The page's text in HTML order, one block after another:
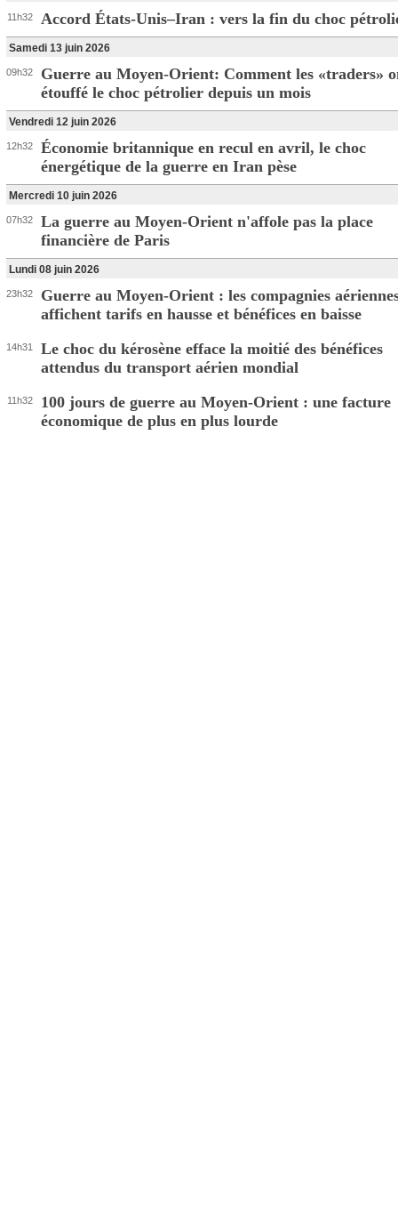
11h32 Accord États-Unis–Iran : vers la fin du choc
Samedi 13 juin 2026
09h32
Guerre au Moyen-Orient: Comment les «traders»
étouffé le choc pétrolier depuis un mois
Vendredi 12 juin 2026
12h32
Économie britannique en recul en avril, le choc
énergétique de la guerre en Iran pèse
Mercredi 10 juin 2026
07h32
La guerre au Moyen-Orient n'affole pas la place
financière de Paris
Lundi 08 juin 2026
23h32
Guerre au Moyen-Orient : les compagnies
affichent tarifs en hausse et bénéfices en baisse
14h31
Le choc du kérosène efface la moitié des bénéfices
attendus du transport aérien mondial
11h32
100 jours de guerre au Moyen-Orient : une facture
économique de plus en plus lourde